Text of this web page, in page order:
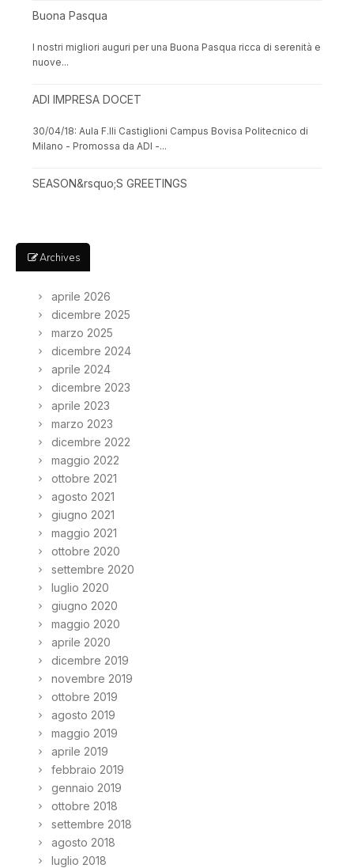
Buona Pasqua
I nostri migliori auguri per una Buona Pasqua ricca di serenità e
nuove...
ADI IMPRESA DOCET
30/04/18: Aula F.lli Castiglioni Campus Bovisa Politecnico di
Milano - Promossa da ADI -...
SEASON&rsquo;S GREETINGS
Archives
aprile 2026
dicembre 2025
marzo 2025
dicembre 2024
aprile 2024
dicembre 2023
aprile 2023
marzo 2023
dicembre 2022
maggio 2022
ottobre 2021
agosto 2021
giugno 2021
maggio 2021
ottobre 2020
settembre 2020
luglio 2020
giugno 2020
maggio 2020
aprile 2020
dicembre 2019
novembre 2019
ottobre 2019
agosto 2019
maggio 2019
aprile 2019
febbraio 2019
gennaio 2019
ottobre 2018
settembre 2018
agosto 2018
luglio 2018